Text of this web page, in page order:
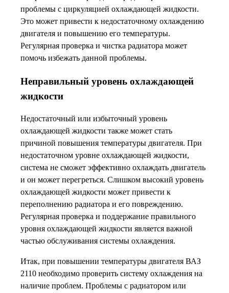
проблемы с циркуляцией охлаждающей жидкости.
Это может привести к недостаточному охлаждению
двигателя и повышению его температуры.
Регулярная проверка и чистка радиатора может
помочь избежать данной проблемы.
Неправильный уровень охлаждающей
жидкости
Недостаточный или избыточный уровень
охлаждающей жидкости также может стать
причиной повышения температуры двигателя. При
недостаточном уровне охлаждающей жидкости,
система не сможет эффективно охлаждать двигатель
и он может перегреться. Слишком высокий уровень
охлаждающей жидкости может привести к
переполнению радиатора и его повреждению.
Регулярная проверка и поддержание правильного
уровня охлаждающей жидкости является важной
частью обслуживания системы охлаждения.
Итак, при повышении температуры двигателя ВАЗ
2110 необходимо проверить систему охлаждения на
наличие проблем. Проблемы с радиатором или